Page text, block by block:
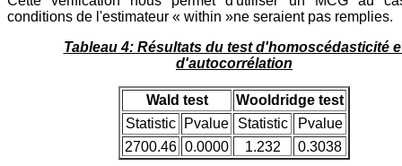
conditions de l'estimateur « within »ne seraient pas remplies.
Tableau 4: Résultats du test d'homoscédasticité
d'autocorrélation
Wald test
Wooldridge test
Statistic
Pvalue Statistic
Pvalue
2700.46 0.0000 1.232 0.3038